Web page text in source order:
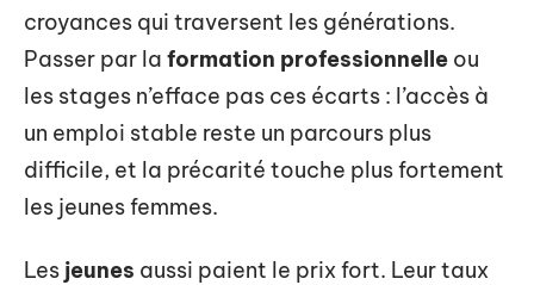
croyances qui traversent les générations.
Passer par la formation professionnelle ou
les stages n’efface pas ces écarts : l’accès à
un emploi stable reste un parcours plus
difficile, et la précarité touche plus fortement
les jeunes femmes.
Les jeunes aussi paient le prix fort. Leur taux